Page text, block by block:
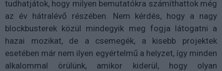
tudhatjátok, hogy milyen bemutatókra számíthattok még
az év hátralévő részében. Nem kérdés, hogy a nagy
blockbusterek közül mindegyik meg fogja látogatni a
hazai mozikat, de a csemegék, a kisebb projektek
esetében már nem ilyen egyértelmű a helyzet, így minden
alkalommal örülünk, amikor kiderül, hogy olyan